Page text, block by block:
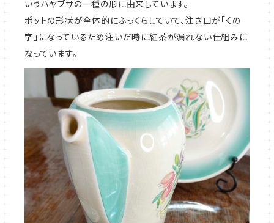
いうハヤブサの一種の形に由来しています。
ポットの形状が全体的にふっくらしていて、注ぎ口が「くの
字」になっているため注いだ時に紅茶が漏れない仕組みに
なっています。